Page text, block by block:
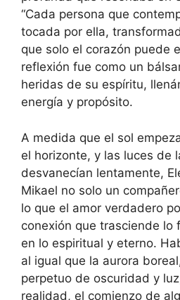
“Cada persona que
tocada por ella,
que solo el corazón puede
reflexión fue como un
heridas de su espíritu,
energía y propósito.
A medida que el sol
el horizonte, y las luces de
desvanecían lentamente,
Mikael no solo un
lo que el amor verdadero
conexión que trasciende lo
en lo espiritual y eterno.
al igual que la aurora
perpetuo de oscuridad y
realidad, el comienzo de